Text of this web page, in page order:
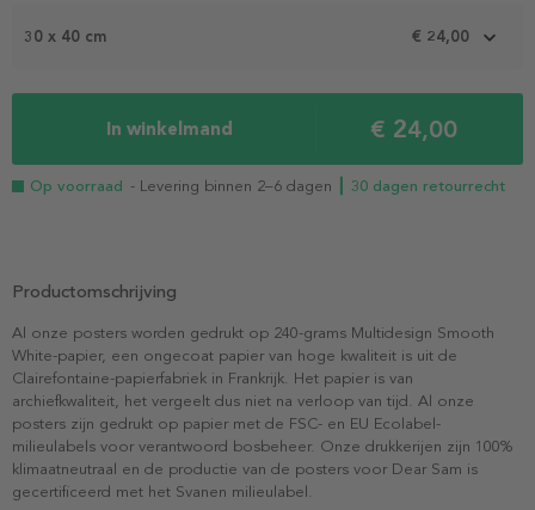
30 x 40 cm € 24,00
In winkelmand € 24,00
Op voorraad - Levering binnen 2–6 dagen ┃ 30 dagen retourrecht
Productomschrijving
Al onze posters worden gedrukt op 240-grams Multidesign Smooth
White-papier, een ongecoat papier van hoge kwaliteit is uit de
Clairefontaine-papierfabriek in Frankrijk. Het papier is van
archiefkwaliteit, het vergeelt dus niet na verloop van tijd. Al onze
posters zijn gedrukt op papier met de FSC- en EU Ecolabel-
milieulabels voor verantwoord bosbeheer. Onze drukkerijen zijn 100%
klimaatneutraal en de productie van de posters voor Dear Sam is
gecertificeerd met het Svanen milieulabel.